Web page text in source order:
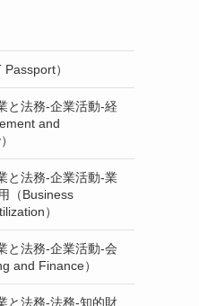
）
と法務-企業活動-経
and
と法務-企業活動-業
（Business
）
と法務-企業活動-会
and Finance）
と法務-法務-知的財